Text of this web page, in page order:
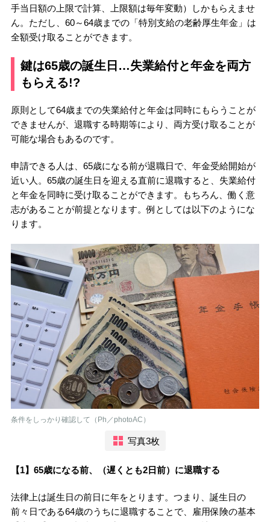
手当日額の上限で計算、上限額は毎年変動）しかもらえませ
ん。ただし、60～64歳までの「特別支給の老齢厚生年金」は
全額受け取ることができます。
鍵は65歳の誕生日…失業給付と年金を両方
もらえる!?
原則として64歳までの失業給付と年金は同時にもらうことが
できませんが、退職する時期等により、両方受け取ることが
可能な場合もあるのです。
申請できる人は、65歳になる前が退職日で、年金受給開始が
近い人。65歳の誕生日を迎える直前に退職すると、失業給付
と年金を同時に受け取ることができます。もちろん、働く意
志があることが前提となります。例としては以下のようにな
ります。
条件をしっかり確認して（Ph／photoAC）
写真3枚
【1】65歳になる前、（遅くとも2日前）に退職する
法律上は誕生日の前日に年をとります。つまり、誕生日の
前々日である64歳のうちに退職することで、雇用保険の基本